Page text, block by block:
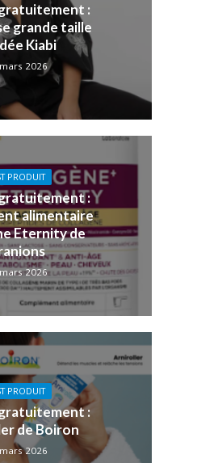
:
grande taille
Kiabi
2026
PRODUIT
:
alimentaire
Eternity de
2026
PRODUIT
:
de Boiron
2026